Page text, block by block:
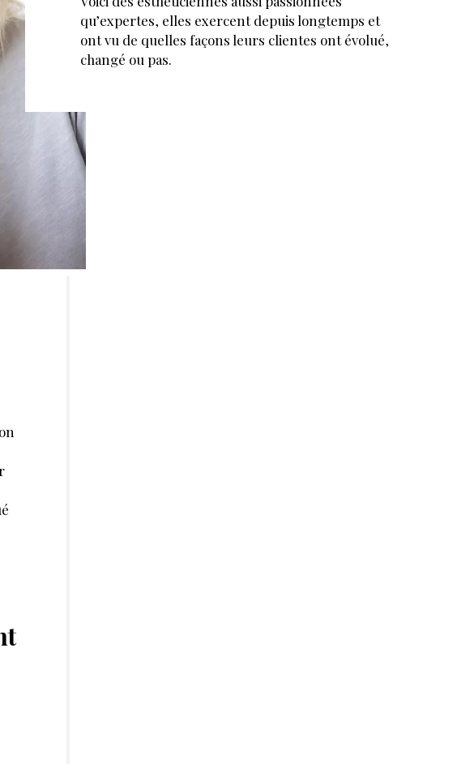
qu’expertes, elles exercent depuis longtemps et
ont vu de quelles façons leurs clientes ont évolué,
changé ou pas.